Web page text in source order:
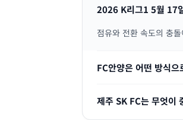
2026 K리그1 5월 17
점유와 전환 속도의 충
FC안양은 어떤 방식
제주 SK FC는 무엇이